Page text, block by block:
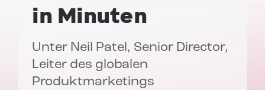
in Minuten
Unter Neil Patel, Senior Director,
Leiter des globalen
Produktmarketings